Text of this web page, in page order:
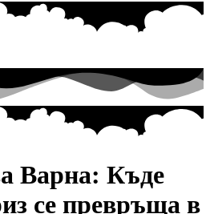
Варна: Къде
се превръща в